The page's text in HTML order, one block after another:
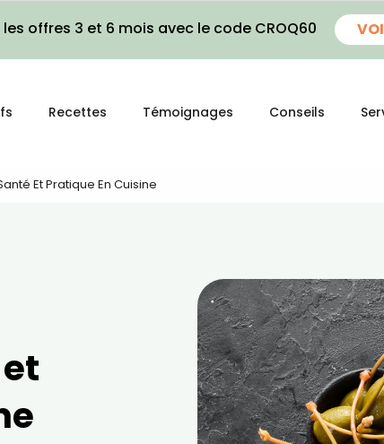
les offres 3 et 6 mois avec le code CROQ60
Recettes Témoignages Conseils
Et Pratique En Cuisine